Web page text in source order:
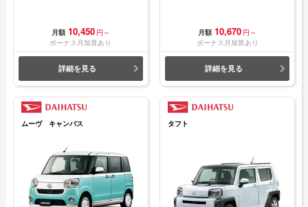
月額 10,450 円～
ボーナス月加算あり
詳細を見る
月額 10,670 円～
ボーナス月加算あり
詳細を見る
ムーヴ キャンバス タフト